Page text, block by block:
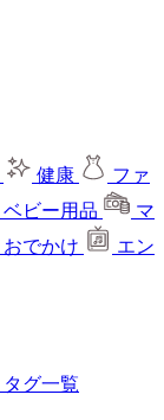
健康
ファ
ベビー用品
マ
おでかけ
エン
タグ一覧